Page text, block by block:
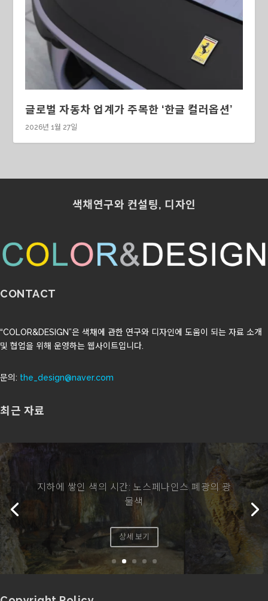
글로벌 자동차 업계가 주목한 ‘한글 컬러옵션’
2026년 1월 27일
색채연구와 컨설팅, 디자인
CONTACT
“COLOR&DESIGN”은 색채에 관한 연구와 디자인에 도움이 되는 자료 소개
및 협업을 위해 운영하는 웹사이트입니다.
문의: the_design@naver.com
최근 자료